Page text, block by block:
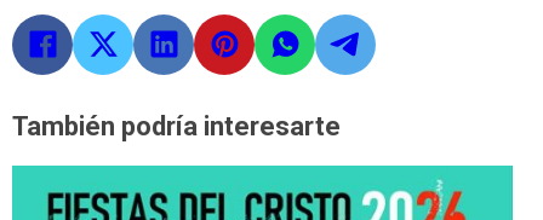
También podría interesarte